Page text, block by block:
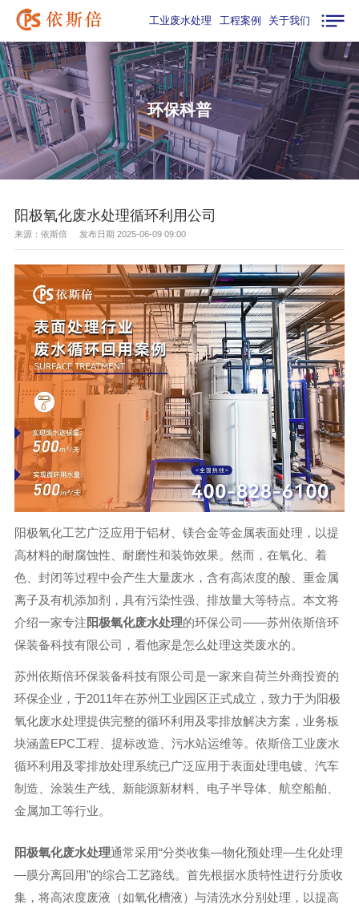
工业废水处理 工程案例 关于我们
环保科普
阳极氧化废水处理循环利用公司
来源：依斯倍 发布日期 2025-06-09 09:00
阳极氧化工艺广泛应用于铝材、镁合金等金属表面处理，以提
高材料的耐腐蚀性、耐磨性和装饰效果。然而，在氧化、着
色、封闭等过程中会产生大量废水，含有高浓度的酸、重金属
离子及有机添加剂，具有污染性强、排放量大等特点。本文将
介绍一家专注阳极氧化废水处理的环保公司——苏州依斯倍环
保装备科技有限公司，看他家是怎么处理这类废水的。
苏州依斯倍环保装备科技有限公司是一家来自荷兰外商投资的
环保企业，于2011年在苏州工业园区正式成立，致力于为阳极
氧化废水处理提供完整的循环利用及零排放解决方案，业务板
块涵盖EPC工程、提标改造、污水站运维等。依斯倍工业废水
循环利用及零排放处理系统已广泛应用于表面处理电镀、汽车
制造、涂装生产线、新能源新材料、电子半导体、航空船舶、
金属加工等行业。
阳极氧化废水处理通常采用“分类收集—物化预处理—生化处理
—膜分离回用”的综合工艺路线。首先根据水质特性进行分质收
集，将高浓度废液（如氧化槽液）与清洗水分别处理，以提高